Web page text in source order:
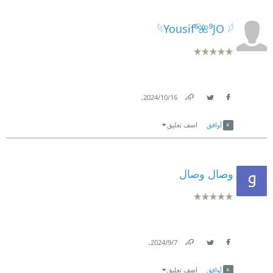
𓆩Yousif⁶🌺⁹JO 𓆪
16‏/10‏/2024
.
أوافق اضف تعليق
وصال وصال
7‏/9‏/2024
.
أوافق اضف تعليق